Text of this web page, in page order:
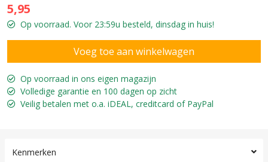
5,95
Op voorraad. Voor 23:59u besteld, dinsdag in huis!
Op voorraad in ons eigen magazijn
Volledige garantie en 100 dagen op zicht
Veilig betalen met o.a. iDEAL, creditcard of PayPal
Kenmerken